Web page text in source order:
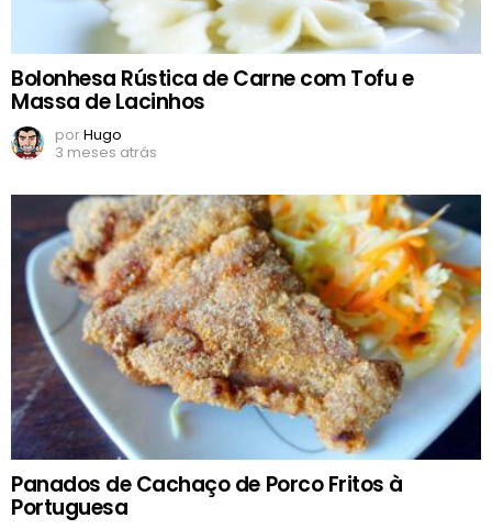
Bolonhesa Rústica de Carne com Tofu e
Massa de Lacinhos
porHugo
3 meses atrás
Panados de Cachaço de Porco Fritos à
Portuguesa